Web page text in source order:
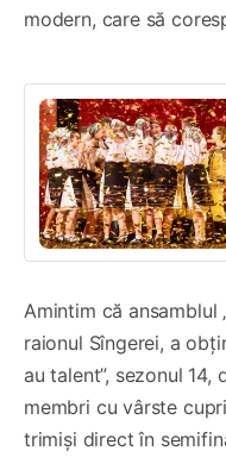
modern, care să
Amintim că ansamblul
raionul Sîngerei, a
au talent”, sezonul
membri cu vârste
trimiși direct în